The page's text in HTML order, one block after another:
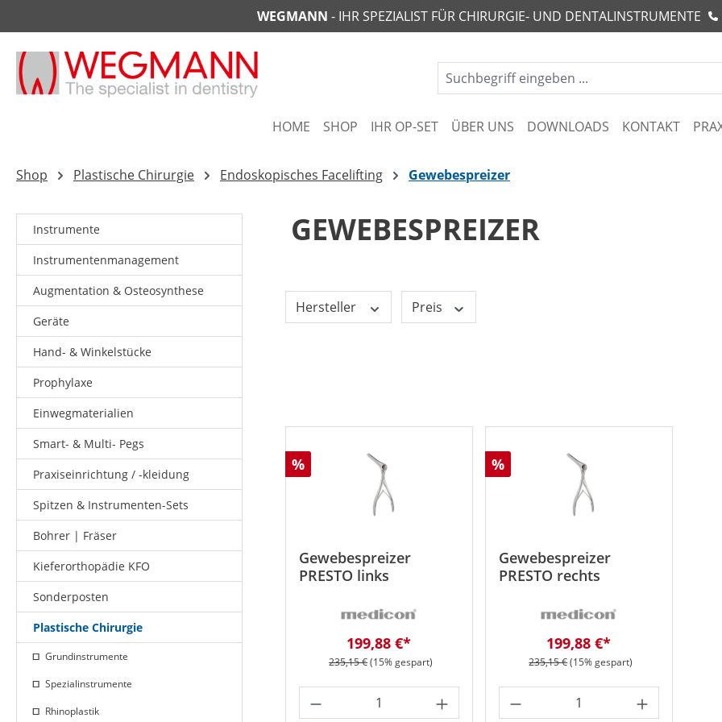
Zur Hauptnavigation springenWEGMANN - IHR SPEZIALIST FÜR CHIRURGIE- UND DENTALINSTRUMENTE
HOME SHOP IHR OP-SET ÜBER UNS DOWNLOADS KONTAKT
Shop Plastische Chirurgie Endoskopisches Facelifting Gewebespreizer
Instrumente
Instrumentenmanagement
Augmentation & Osteosynthese
Geräte
Hand- & Winkelstücke
Prophylaxe
Einwegmaterialien
Smart- & Multi- Pegs
Praxiseinrichtung / -kleidung
Spitzen & Instrumenten-Sets
Bohrer | Fräser
Kieferorthopädie KFO
Sonderposten
Plastische Chirurgie
Grundinstrumente
Spezialinstrumente
Rhinoplastik
GEWEBESPREIZER
Hersteller Preis
Rabatt
%
Gewebespreizer
PRESTO links
Verkaufspreis:
199,88 €*
Regulärer Preis:
235,15 €(15% gespart)
Produkt Anzahl: Gib den gewünschten Wert
Rabatt
%
Gewebespreizer
PRESTO rechts
Verkaufspreis:
199,88 €*
Regulärer Preis:
235,15 €(15% gespart)
Produkt Anzahl: Gib